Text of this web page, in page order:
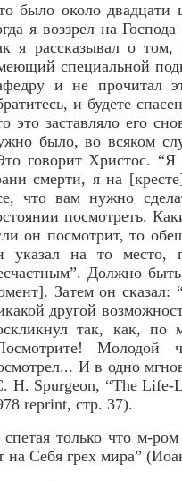
было около двадцати
я воззрел на
я рассказывал о
специальной
и не прочитал
и будете
это заставляло его
было, во всяком
говорит Христос.
смерти, я на
что вам нужно
посмотреть.
он посмотрит, то
указал на то место,
Должно
Затем он сказал:
другой
так, как, по
Молодой
И в одно
H. Spurgeon, “The Life-
reprint, стр. 37).
спетая только что м-
на Себя грех мира”